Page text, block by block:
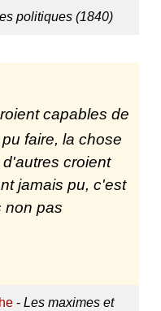
politiques (1840)
capables de
faire, la chose
croient
jamais pu, c'est
non pas
- Les maximes et